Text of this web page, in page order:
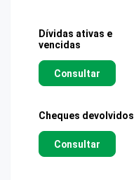
Dívidas ativas e
vencidas
Consultar
Cheques devolvidos
Consultar